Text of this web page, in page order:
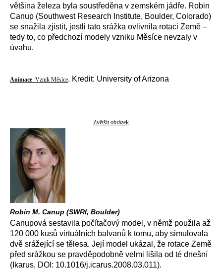
většina železa byla soustředěna v zemském jádře. Robin
Canup (Southwest Research Institute, Boulder, Colorado)
se snažila zjistit, jestli tato srážka ovlivnila rotaci Země –
tedy to, co předchozí modely vzniku Měsíce nevzaly v
úvahu.
Animace: Vznik Měsíce. Kredit: University of Arizona
Zvětšit obrázek
Robin M. Canup (SWRI, Boulder)
Canupová sestavila počítačový model, v němž použila až
120 000 kusů virtuálních balvanů k tomu, aby simulovala
dvě srážející se tělesa. Její model ukázal, že rotace Země
před srážkou se pravděpodobně velmi lišila od té dnešní
(Ikarus, DOI: 10.1016/j.icarus.2008.03.011).